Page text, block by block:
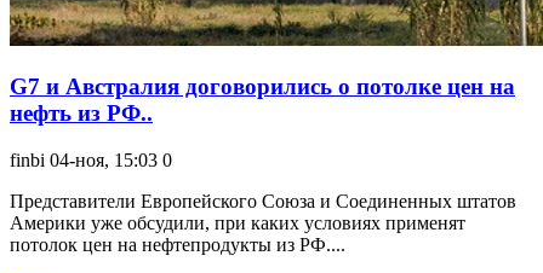
G7 и Австралия договорились о потолке цен на
нефть из РФ..
finbi 04-ноя, 15:03 0
Представители Европейского Союза и Соединенных штатов
Америки уже обсудили, при каких условиях применят
потолок цен на нефтепродукты из РФ....